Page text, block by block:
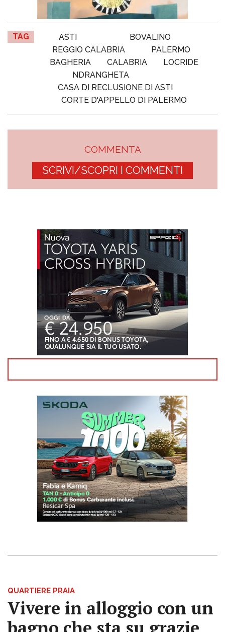
TAG ASTI
BOVALINO
REGGIO CALABRIA
PALERMO
BAGHERIA
CALABRIA
LOCRIDE
NDRANGHETA
CASA DI RECLUSIONE DI ASTI
CORTE D'APPELLO DI PALERMO
COMMENTA
SCRIVI/SCOPRI I COMMENTI
QUARTIERE PRAIA
Vivere in alloggio con un